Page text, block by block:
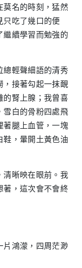
莫名的時刻，猛然
吃了幾口的便
繼續學習而勉強的
輕聲細語的清秀
，接著勾起一抹靦
腎上腺；我曾喜
雪白的骨粉四處飛
著腿上血管，一塊
鞋，暈開土黃色油
晰映在眼前。我
著，這次會不會終
鴻濛，四周茫渺